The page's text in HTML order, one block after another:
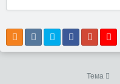
Тема